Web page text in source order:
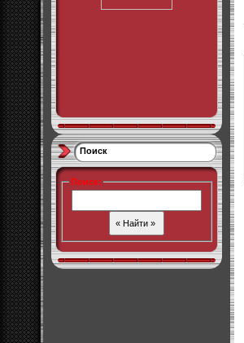
Поиск
Поиск: